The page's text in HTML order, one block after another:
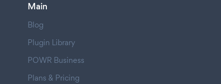
Main
Blog
Plugin Library
POWR Business
Plans & Pricing